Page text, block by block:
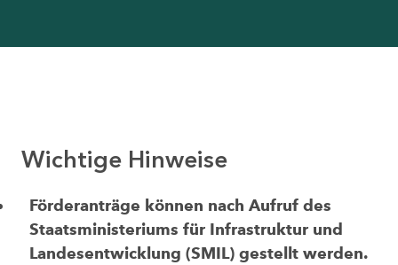
Wichtige Hinweise
Förderanträge können nach Aufruf des
Staatsministeriums für Infrastruktur und
Landesentwicklung (SMIL) gestellt werden.